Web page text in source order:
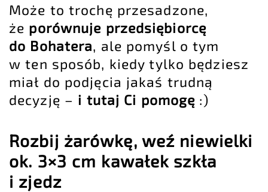
Może to trochę przesadzone,
że porównuje przedsiębiorcę
do Bohatera, ale pomyśl o tym
w ten sposób, kiedy tylko będziesz
miał do podjęcia jakaś trudną
decyzję – i tutaj Ci pomogę :)
Rozbij żarówkę, weź niewielki
ok. 3×3 cm kawałek szkła
i zjedz